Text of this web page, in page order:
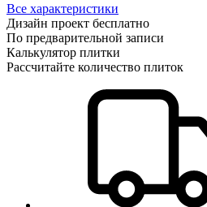
Все характеристики
Дизайн проект бесплатно
По предварительной записи
Калькулятор плитки
Рассчитайте количество плиток